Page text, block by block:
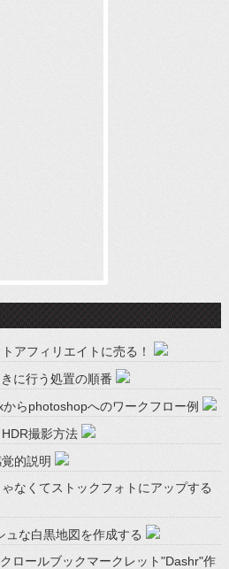
アフィリエイトに売る！
に行う処置の順番
らphotoshopへのワークフロー例
撮影方法
的説明
なくてストックフォトにアップする
な白黒地図を作成する
ロールブックマークレット"Dashr"作